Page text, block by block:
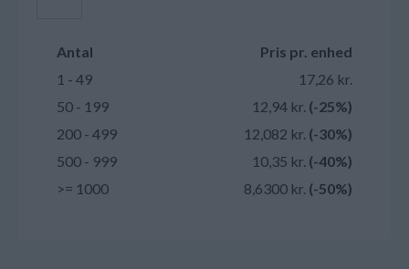
Antal
Pris pr. enhed
1 - 49
17,26 kr.
50 - 199
12,94 kr. (-25%)
200 - 499
12,082 kr. (-30%)
500 - 999
10,35 kr. (-40%)
>= 1000
8,6300 kr. (-50%)